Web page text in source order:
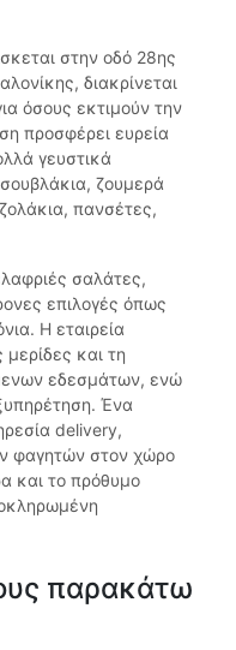
στην οδό 28ης
διακρίνεται
όσους εκτιμούν την
προσφέρει ευρεία
γευστικά
ζουμερά
πανσέτες,
σαλάτες,
επιλογές όπως
Η εταιρεία
μερίδες και τη
εδεσμάτων, ενώ
Ένα
delivery,
φαγητών στον χώρο
και το πρόθυμο
παρακάτω